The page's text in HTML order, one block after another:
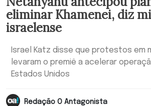
eliminar Khamenei, diz
israelense
Israel Katz disse que protestos em
levaram o premiê a acelerar
Estados Unidos
Redação O Antagonista